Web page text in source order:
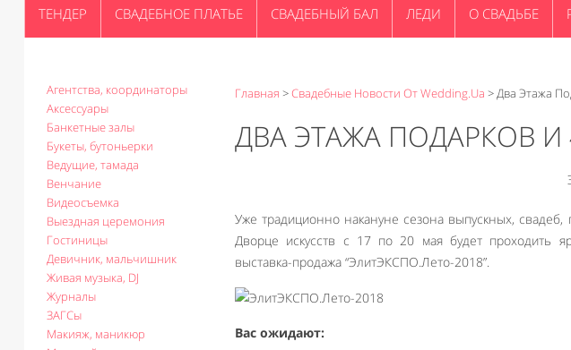
ТЕНДЕР СВАДЕБНОЕ ПЛАТЬЕ СВАДЕБНЫЙ БАЛ ЛЕДИ О СВАДЬБЕ
Агентства, координаторы
Аксессуары
Банкетные залы
Букеты, бутоньерки
Ведущие, тамада
Венчание
Видеосъемка
Выездная церемония
Гостиницы
Девичник, мальчишник
Живая музыка, DJ
Журналы
ЗАГСы
Макияж, маникюр
Главная >Свадебные Новости От Wedding.ua >Два Этажа
ДВА ЭТАЖА ПОДАРКОВ И
Уже традиционно накануне сезона выпускных,
Дворце искусств с 17 по 20 мая будет проходить
выставка-продажа “ЭлитЭКСПО.Лето-2018”.
Вас ожидают: